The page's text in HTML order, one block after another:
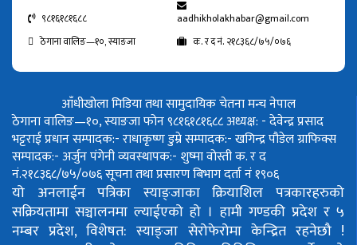
९८१६१८१६८८
aadhikholakhabar@gmail.com
ठेगाना वालिङ—१०, स्याङजा
क. र द नं. २१८३६८/७५/०७६
आँधीखोला मिडिया तथा सामुदायिक चेतना मन्च नेपाल
ठेगाना वालिङ—१०, स्याङजा फोन ९८१६१८१६८८अध्यक्ष: - देवेन्द्र प्रसाद
भट्टराईप्रधान सम्पादक:- राधाकृष्ण डुम्रेसम्पादक:- खगिन्द्र पौडेलग्राफिक्स
सम्पादक:- अर्जुन पंगेनीव्यवस्थापक:- शुष्मा वोस्तीक. र द
नं.२१८३६८/७५/०७६सूचना तथा प्रसारण बिभाग दर्ता नं १९०६
यो अनलाईन पत्रिका स्याङ्जाका क्रियाशिल पत्रकारहरुको
सक्रियतामा सञ्चालनमा ल्याईएको हो । हामी गण्डकी प्रदेश र ५
नम्बर प्रदेश, विशेषत: स्याङ्जा सेरोफेरोमा केन्द्रित रहनेछौ !